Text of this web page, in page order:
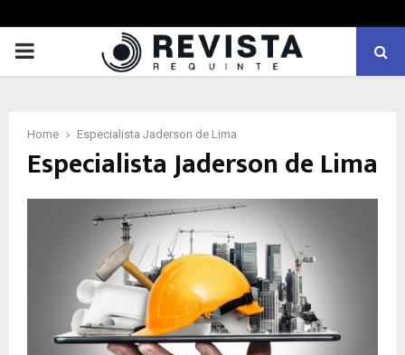
PRIMARY
Home Especialista Jaderson de Lima
Especialista Jaderson de Lima